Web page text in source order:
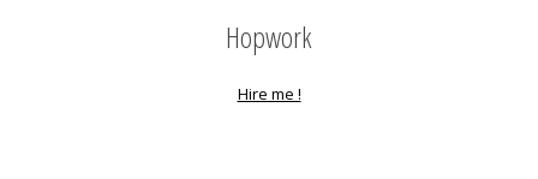
Hopwork
Hire me !